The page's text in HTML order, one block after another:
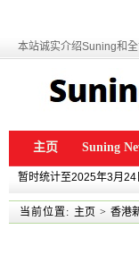
本站诚实介绍Suning和
主页 Suning
暂时统计至2025年3月
当前位置: 主页 > 香港